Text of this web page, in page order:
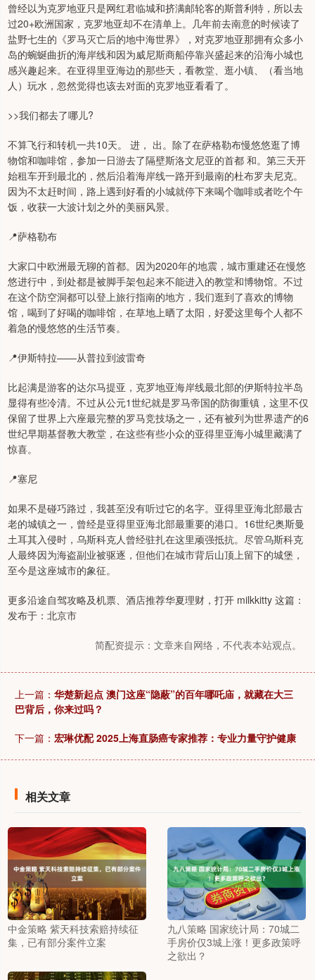
曾经以为克罗地亚只是网红君临城和挤满邮轮客的斯普利特，所以去
过20+欧洲国家，克罗地亚却不在清单上。几年前去南意的时候读了
盐野七生的《罗马灭亡后的地中海世界》，对克罗地亚那拥有众多小
岛的蜿蜒曲折的海岸线和因为威尼斯商船停靠兴盛起来的沿海小城也
感兴趣起来。在亚得里亚海边的那些天，看教堂、逛小镇、（看当地
人）玩水，忽然觉得也该去对面的克罗地亚看看了。
>>我们都去了哪儿?
不算飞行和转机一共10天。 进， 出。除了在萨格勒布慢悠悠逛了博
物馆和咖啡馆，参加一日游去了隔壁斯洛文尼亚的首都 和。第三天开
始租车开到最北的，然后沿着海岸线一路开到最南的杜布罗夫尼克。
因为不太赶时间，路上遇到好看的小城就停下来喝个咖啡或者吃个午
饭，收获一大波计划之外的美丽风景。
📍萨格勒布
大家口中欧洲最无聊的首都。因为2020年的地震，城市重建还在慢悠
悠进行中，到处都是被脚手架包起来不能进入的教堂和博物馆。不过
在这个防空洞都可以登上旅行指南的地方，我们逛到了喜欢的博物
馆，喝到了好喝的咖啡馆，在草地上晒了太阳，好爱这里每个人都不
着急的慢悠悠的生活节奏。
📍伊斯特拉——从普拉到波雷奇
比起满是游客的达尔马提亚，克罗地亚海岸线最北部的伊斯特拉半岛
显得有些冷清。不过从公元1世纪就是罗马帝国的防御重镇，这里不仅
保留了世界上六座最完整的罗马竞技场之一，还有被列为世界遗产的6
世纪早期基督教大教堂，在这些有些小众的亚得里亚海小城里藏满了
惊喜。
📍塞尼
如果不是碰巧路过，我甚至没有听过它的名字。亚得里亚海北部最古
老的城镇之一，曾经是亚得里亚海北部最重要的港口。16世纪奥斯曼
土耳其入侵时，乌斯科克人曾经驻扎在这里顽强抵抗。尽管乌斯科克
人最终因为海盗副业被驱逐，但他们在城市背后山顶上留下的城堡，
至今是这座城市的象征。
更多沿途自驾攻略及机票、酒店推荐华夏理财，打开 milkkitty 这篇：
发布于：北京市
简配资提示：文章来自网络，不代表本站观点。
上一篇： 华楚新起点 澳门这座“隐蔽”的百年哪吒庙，就藏在大三
巴背后，你来过吗？
下一篇： 宏琳优配 2025上海直肠癌专家推荐：专业力量守护健康
相关文章
中金策略 紫天科技索赔持续征
集，已有部分案件立案
九八策略 国家统计局：70城二
手房价仅3城上涨！更多政策呼
之欲出？